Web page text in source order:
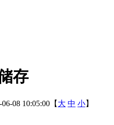
存
06-08 10:05:00【 大 中 小】